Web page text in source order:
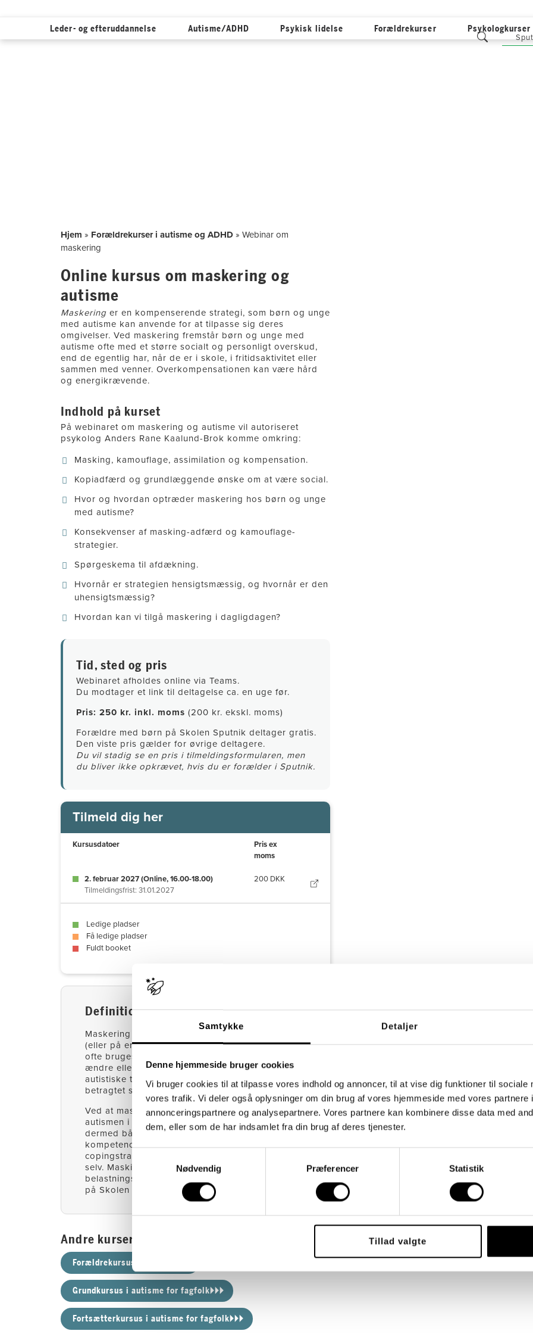
Samtykke Detaljer
Denne hjemmeside bruger cookies
Vi bruger cookies til at tilpasse vores indhold og annoncer, til at vise dig funktioner til sociale
vores trafik. Vi deler også oplysninger om din brug af vores hjemmeside med vores partnere
annonceringspartnere og analysepartnere. Vores partnere kan kombinere disse data med
dem, eller som de har indsamlet fra din brug af deres tjenester.
Nødvendig
Præferencer Statistik
Tillad valgte
Leder- og efteruddannelse Autisme/ADHD Psykisk lidelse Forældrekurser Psykologkurser
Hjem » Forældrekurser i autisme og ADHD » Webinar om
maskering
Online kursus om maskering og
autisme
Maskering er en kompenserende strategi, som børn og unge
med autisme kan anvende for at tilpasse sig deres
omgivelser. Ved maskering fremstår børn og unge med
autisme ofte med et større socialt og personligt overskud,
end de egentlig har, når de er i skole, i fritidsaktivitet eller
sammen med venner. Overkompensationen kan være hård
og energikrævende.
Indhold på kurset
På webinaret om maskering og autisme vil autoriseret
psykolog Anders Rane Kaalund-Brok komme omkring:
Masking, kamouflage, assimilation og kompensation.
Kopiadfærd og grundlæggende ønske om at være social.
Hvor og hvordan optræder maskering hos børn og unge
med autisme?
Konsekvenser af masking-adfærd og kamouflage-
strategier.
Spørgeskema til afdækning.
Hvornår er strategien hensigtsmæssig, og hvornår er den
uhensigtsmæssig?
Hvordan kan vi tilgå maskering i dagligdagen?
Tid, sted og pris
Webinaret afholdes online via Teams.
Du modtager et link til deltagelse ca. en uge før.
Pris: 250 kr. inkl. moms (200 kr. ekskl. moms)
Forældre med børn på Skolen Sputnik deltager gratis.
Den viste pris gælder for øvrige deltagere.
Du vil stadig se en pris i tilmeldingsformularen, men
du bliver ikke opkrævet, hvis du er forælder i Sputnik.
Tilmeld dig her
Kursusdatoer
Pris ex
moms
2. februar 2027 (Online, 16.00-18.00)
Tilmeldingsfrist: 31.01.2027
200 DKK
Ledige pladser
Få ledige pladser
Fuldt booket
Definition af masking / maskering
Maskering
(eller på engelsk Masking) er en strategi, som
ofte bruges af mennesker med autisme til at
ændre eller skjule personlighedstræk og udtalte
autistiske træk for bedre at passe ind eller blive
betragtet som neurotypisk.
Ved at maskere minimeres synligheden af
autismen i sociale situationer. Masking kan
dermed både ses som en tillært social
kompetence, men også som en uhensigtsmæssig
copingstrategi, der undertrykker det naturlige
selv. Masking er derfor slidsomt og kan medføre
belastningsreaktioner. Læs
på Skolen Sputniks hjemmeside.
Andre kurser om autisme
Forældrekursus i autisme🞂🞂🞂
Grundkursus i autisme for fagfolk🞂🞂🞂
Fortsætterkursus i autisme for fagfolk🞂🞂🞂